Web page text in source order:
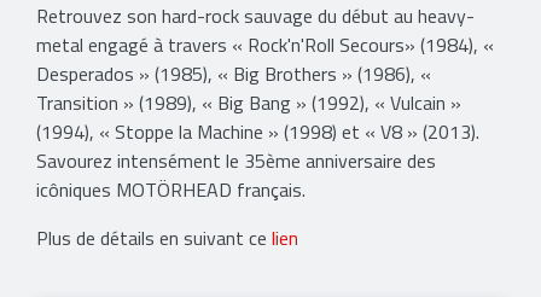
Retrouvez son hard-rock sauvage du début au heavy-
metal engagé à travers « Rock'n'Roll Secours» (1984), «
Desperados » (1985), « Big Brothers » (1986), «
Transition » (1989), « Big Bang » (1992), « Vulcain »
(1994), « Stoppe la Machine » (1998) et « V8 » (2013).
Savourez intensément le 35ème anniversaire des
icôniques MOTÖRHEAD français.
Plus de détails en suivant ce lien